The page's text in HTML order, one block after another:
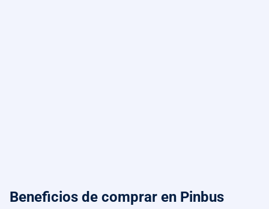
Beneficios de comprar en Pinbus